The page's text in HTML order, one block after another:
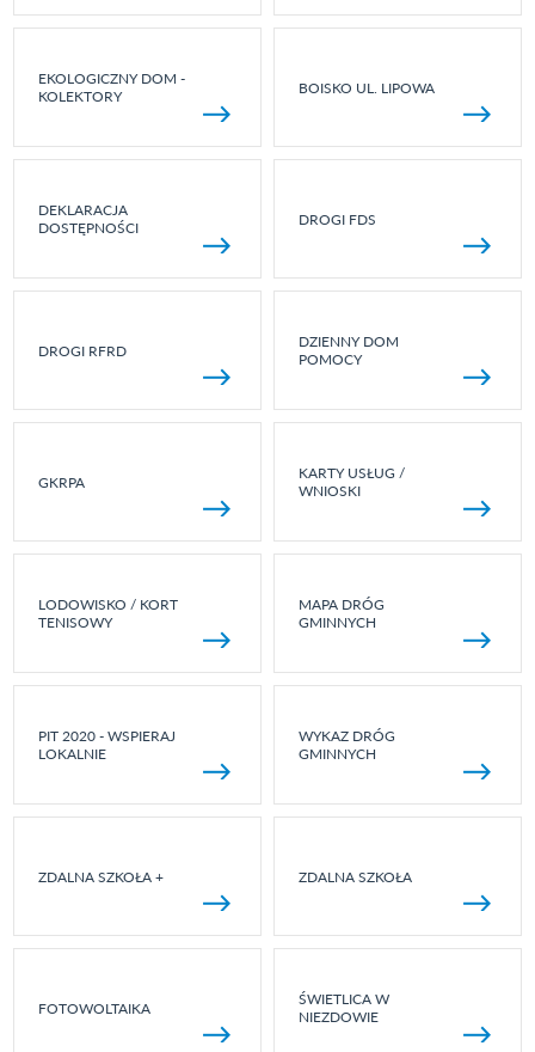
EKOLOGICZNY DOM -
KOLEKTORY
BOISKO UL. LIPOWA
DEKLARACJA
DOSTĘPNOŚCI
DROGI FDS
DROGI RFRD
DZIENNY DOM
POMOCY
GKRPA
KARTY USŁUG /
WNIOSKI
LODOWISKO / KORT
TENISOWY
MAPA DRÓG
GMINNYCH
PIT 2020 - WSPIERAJ
LOKALNIE
WYKAZ DRÓG
GMINNYCH
ZDALNA SZKOŁA + ZDALNA SZKOŁA
FOTOWOLTAIKA
ŚWIETLICA W
NIEZDOWIE